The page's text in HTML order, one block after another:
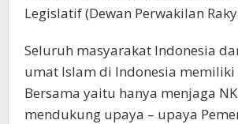
Legislatif (Dewan Perwakilan
Seluruh masyarakat Indonesia
umat Islam di Indonesia memiliki
Bersama yaitu hanya menjaga
mendukung upaya – upaya